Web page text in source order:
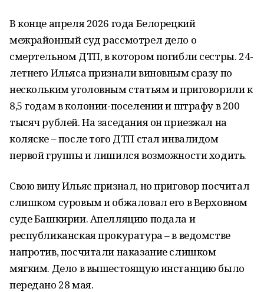
В конце апреля 2026 года Белорецкий
межрайонный суд рассмотрел дело о
смертельном ДТП, в котором погибли сестры. 24-
летнего Ильяса признали виновным сразу по
нескольким уголовным статьям и приговорили к
8,5 годам в колонии-поселении и штрафу в 200
тысяч рублей. На заседания он приезжал на
коляске – после того ДТП стал инвалидом
первой группы и лишился возможности ходить.
Свою вину Ильяс признал, но приговор посчитал
слишком суровым и обжаловал его в Верховном
суде Башкирии. Апелляцию подала и
республиканская прокуратура – в ведомстве
напротив, посчитали наказание слишком
мягким. Дело в вышестоящую инстанцию было
передано 28 мая.